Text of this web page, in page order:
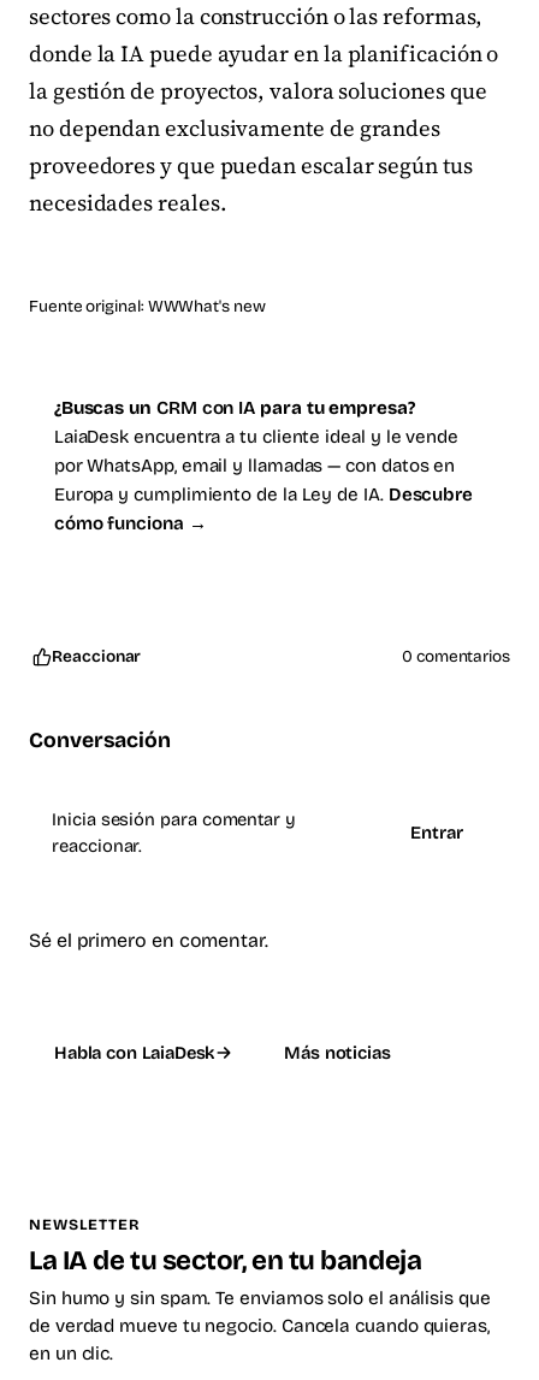
sectores como la construcción o las reformas,
donde la IA puede ayudar en la planificación o
la gestión de proyectos, valora soluciones que
no dependan exclusivamente de grandes
proveedores y que puedan escalar según tus
necesidades reales.
Fuente original: WWWhat's new
¿Buscas un CRM con IA para tu empresa?
LaiaDesk encuentra a tu cliente ideal y le vende
por WhatsApp, email y llamadas — con datos en
Europa y cumplimiento de la Ley de IA. Descubre
cómo funciona →
Reaccionar 0 comentarios
Conversación
Inicia sesión para comentar y
reaccionar.
Entrar
Sé el primero en comentar.
Habla con LaiaDesk Más noticias
NEWSLETTER
La IA de tu sector, en tu bandeja
Sin humo y sin spam. Te enviamos solo el análisis que
de verdad mueve tu negocio. Cancela cuando quieras,
en un clic.